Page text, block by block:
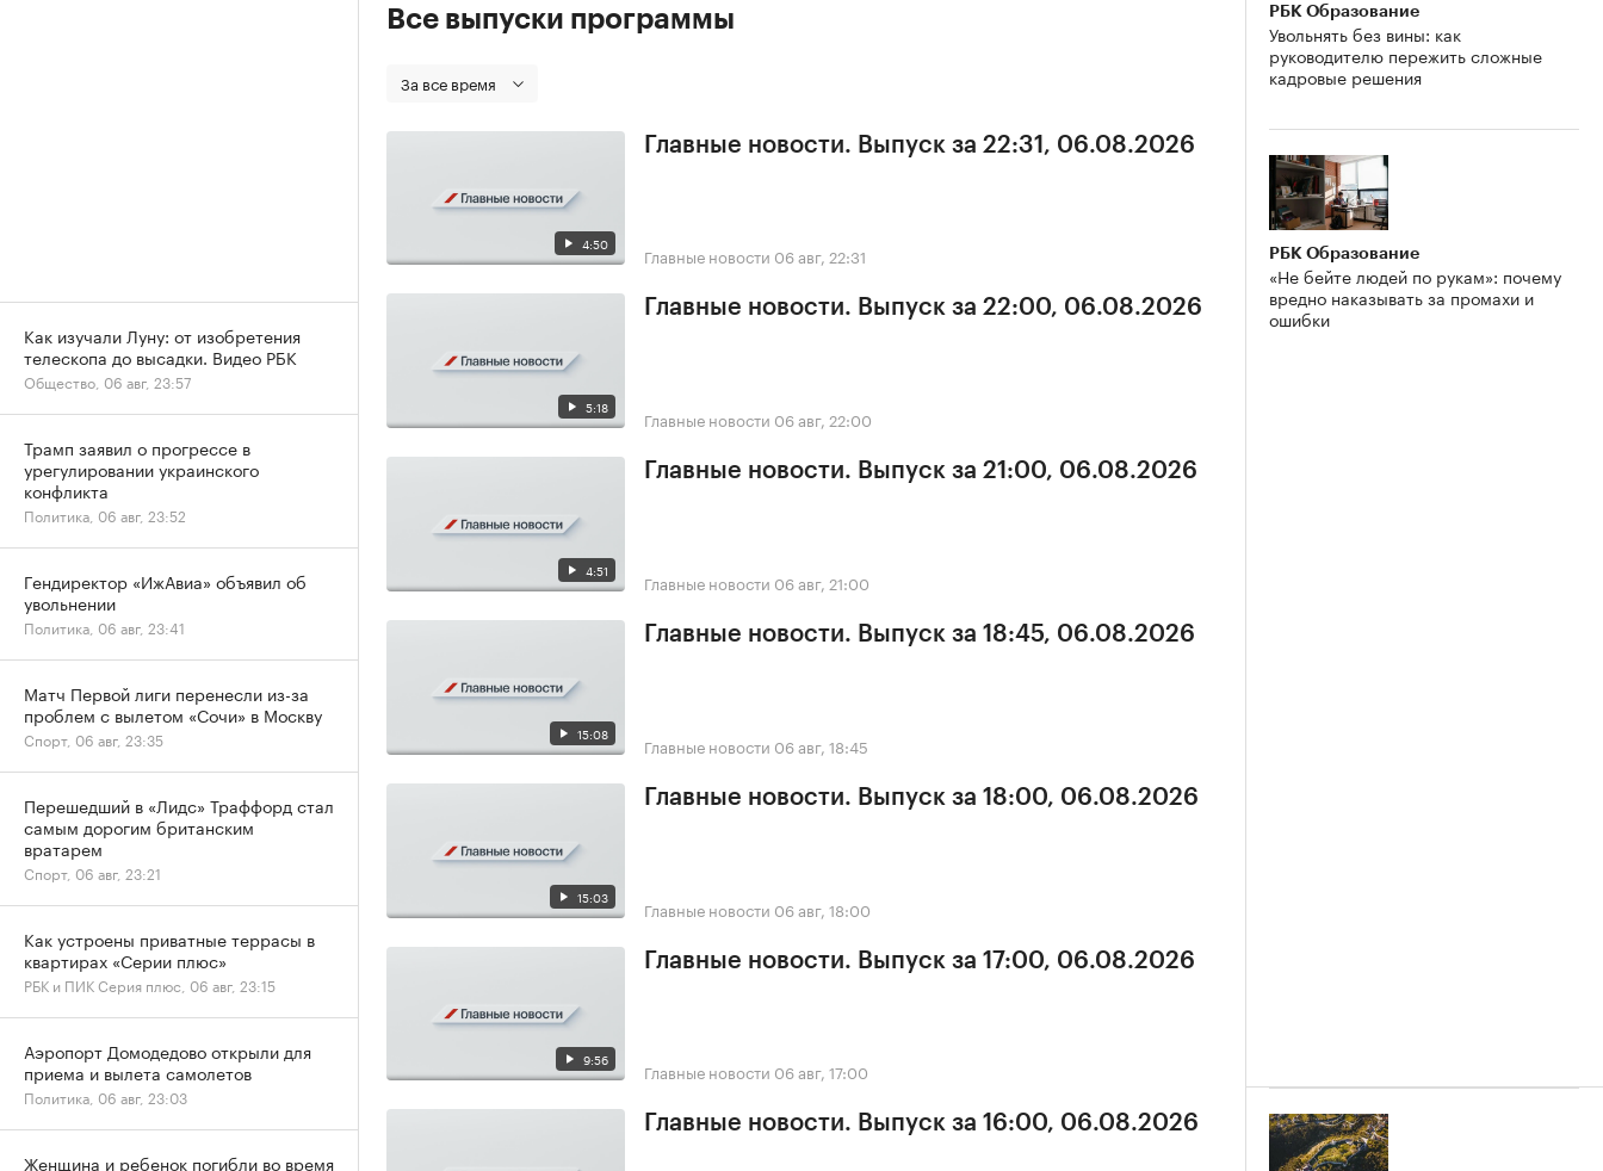
Все выпуски программы
За все время
4:50
Главные новости. Выпуск за 22:31, 06.08.2026
Главные новости 06 авг, 22:31
5:18
Главные новости. Выпуск за 22:00, 06.08.2026
Главные новости 06 авг, 22:00
4:51
Главные новости. Выпуск за 21:00, 06.08.2026
Главные новости 06 авг, 21:00
15:08
Главные новости. Выпуск за 18:45, 06.08.2026
Главные новости 06 авг, 18:45
15:03
Главные новости. Выпуск за 18:00, 06.08.2026
Главные новости 06 авг, 18:00
9:56
Главные новости. Выпуск за 17:00, 06.08.2026
Главные новости 06 авг, 17:00
Главные новости. Выпуск за 16:00, 06.08.2026
РБК Образование
Увольнять без вины: как
руководителю пережить сложные
кадровые решения
РБК Образование
«Не бейте людей по рукам»: почему
вредно наказывать за промахи и
ошибки
Как изучали Луну: от изобретения
телескопа до высадки. Видео РБК
Общество, 06 авг, 23:57
Трамп заявил о прогрессе в
урегулировании украинского
конфликта
Политика, 06 авг, 23:52
Гендиректор «ИжАвиа» объявил об
увольнении
Политика, 06 авг, 23:41
Матч Первой лиги перенесли из-за
проблем с вылетом «Сочи» в Москву
Спорт, 06 авг, 23:35
Перешедший в «Лидс» Траффорд стал
самым дорогим британским
вратарем
Спорт, 06 авг, 23:21
Как устроены приватные террасы в
квартирах «Серии плюс»
РБК и ПИК Серия плюс, 06 авг, 23:15
Аэропорт Домодедово открыли для
приема и вылета самолетов
Политика, 06 авг, 23:03
Женщина и ребенок погибли во время